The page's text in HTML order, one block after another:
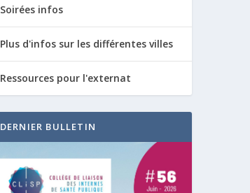
Soirées infos
Plus d'infos sur les différentes villes
Ressources pour l'externat
DERNIER BULLETIN